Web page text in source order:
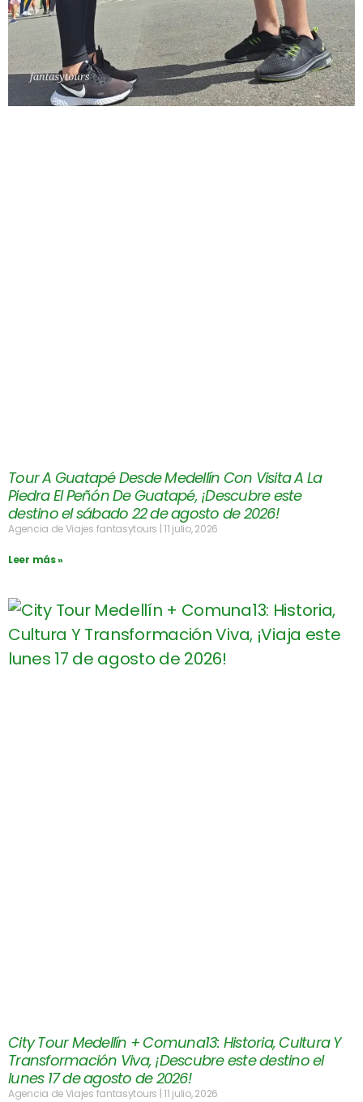
Tour A Guatapé Desde Medellín Con Visita A La
Piedra El Peñón De Guatapé, ¡Descubre este
destino el sábado 22 de agosto de 2026!
Agencia de Viajes fantasytours 11 julio, 2026
Leer más »
City Tour Medellín + Comuna13: Historia, Cultura Y
Transformación Viva, ¡Descubre este destino el
lunes 17 de agosto de 2026!
Agencia de Viajes fantasytours 11 julio, 2026